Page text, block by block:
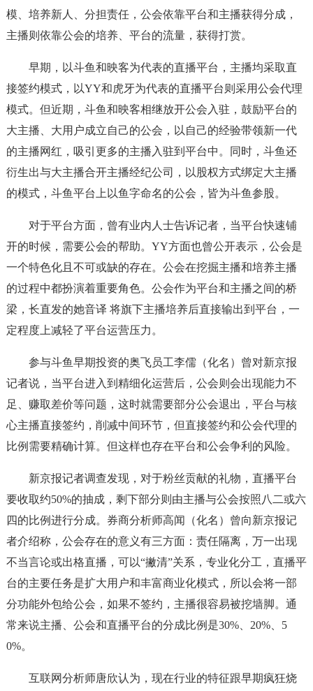
模、培养新人、分担责任，公会依靠平台和主播获得分成，
主播则依靠公会的培养、平台的流量，获得打赏。
早期，以斗鱼和映客为代表的直播平台，主播均采取直
接签约模式，以YY和虎牙为代表的直播平台则采用公会代理
模式。但近期，斗鱼和映客相继放开公会入驻，鼓励平台的
大主播、大用户成立自己的公会，以自己的经验带领新一代
的主播网红，吸引更多的主播入驻到平台中。同时，斗鱼还
衍生出与大主播合开主播经纪公司，以股权方式绑定大主播
的模式，斗鱼平台上以鱼字命名的公会，皆为斗鱼参股。
对于平台方面，曾有业内人士告诉记者，当平台快速铺
开的时候，需要公会的帮助。YY方面也曾公开表示，公会是
一个特色化且不可或缺的存在。公会在挖掘主播和培养主播
的过程中都扮演着重要角色。公会作为平台和主播之间的桥
梁，长直发的她音译 将旗下主播培养后直接输出到平台，一
定程度上减轻了平台运营压力。
参与斗鱼早期投资的奥飞员工李儒（化名）曾对新京报
记者说，当平台进入到精细化运营后，公会则会出现能力不
足、赚取差价等问题，这时就需要部分公会退出，平台与核
心主播直接签约，削减中间环节，但直接签约和公会代理的
比例需要精确计算。但这样也存在平台和公会争利的风险。
新京报记者调查发现，对于粉丝贡献的礼物，直播平台
要收取约50%的抽成，剩下部分则由主播与公会按照八二或六
四的比例进行分成。券商分析师高闻（化名）曾向新京报记
者介绍称，公会存在的意义有三方面：责任隔离，万一出现
不当言论或出格直播，可以“撇清”关系，专业化分工，直播平
台的主要任务是扩大用户和丰富商业化模式，所以会将一部
分功能外包给公会，如果不签约，主播很容易被挖墙脚。通
常来说主播、公会和直播平台的分成比例是30%、20%、5
0%。
互联网分析师唐欣认为，现在行业的特征跟早期疯狂烧